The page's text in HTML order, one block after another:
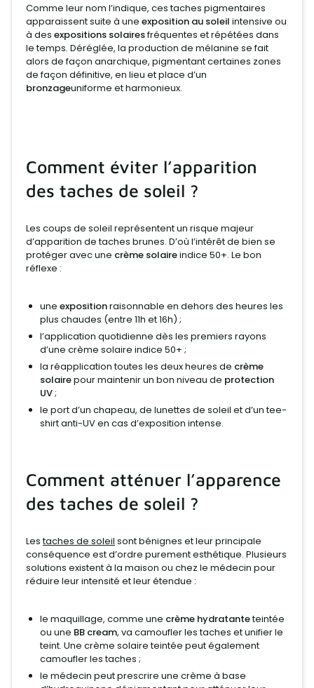
Comme leur nom l’indique, ces taches pigmentaires
apparaissent suite à une exposition au soleil intensive ou
à des expositions solairesfréquentes et répétées dans
le temps. Déréglée, la production de mélanine se fait
alors de façon anarchique, pigmentant certaines zones
de façon définitive, en lieu et place d’un
bronzageuniforme et harmonieux.
Comment éviter l’apparition
des taches de soleil ?
Les coups de soleil représentent un risque majeur
d’apparition de taches brunes. D’où l’intérêt de bien se
protéger avec une crème solaireindice 50+. Le bon
réflexe :
une expositionraisonnable en dehors des heures les
plus chaudes (entre 11h et 16h) ;
l’application quotidienne dès les premiers rayons
d’une crème solaire indice 50+ ;
la réapplication toutes les deux heures de crème
solairepour maintenir un bon niveau de protection
UV;
le port d’un chapeau, de lunettes de soleil et d’un tee-
shirt anti-UV en cas d’exposition intense.
Comment atténuer l’apparence
des taches de soleil ?
Lestaches de soleil sont bénignes et leur principale
conséquence est d’ordre purement esthétique. Plusieurs
solutions existent à la maison ou chez le médecin pour
réduire leur intensité et leur étendue :
le maquillage, comme une crème hydratanteteintée
ou une BB cream, va camoufler les taches et unifier le
teint. Une crème solaire teintée peut également
camoufler les taches ;
le médecin peut prescrire une crème à base